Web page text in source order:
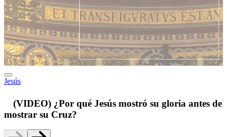
Jesús
(VIDEO) ¿Por qué Jesús mostró su gloria antes de
mostrar su Cruz?